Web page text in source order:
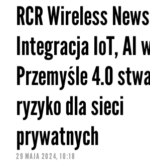
RCR Wireless
Integracja IoT, AI
Przemyśle 4.0
ryzyko dla sieci
prywatnych
29 MAJA 2024, 10:18